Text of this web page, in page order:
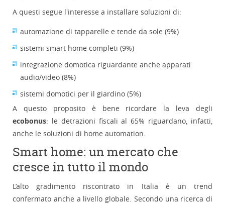
A questi segue l'interesse a installare soluzioni di:
automazione di tapparelle e tende da sole (9%)
sistemi smart home completi (9%)
integrazione domotica riguardante anche apparati
audio/video (8%)
sistemi domotici per il giardino (5%)
A questo proposito è bene ricordare la leva degli
ecobonus: le detrazioni fiscali al 65% riguardano, infatti,
anche le soluzioni di home automation.
Smart home: un mercato che
cresce in tutto il mondo
L’alto gradimento riscontrato in Italia è un trend
confermato anche a livello globale. Secondo una ricerca di